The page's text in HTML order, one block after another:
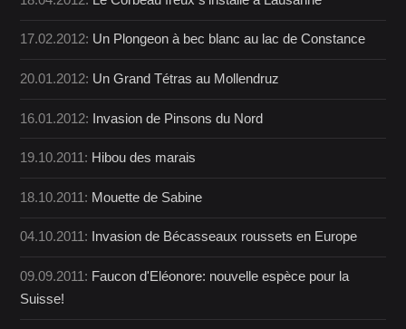
17.02.2012: Un Plongeon à bec blanc au lac de Constance
20.01.2012: Un Grand Tétras au Mollendruz
16.01.2012: Invasion de Pinsons du Nord
19.10.2011: Hibou des marais
18.10.2011: Mouette de Sabine
04.10.2011: Invasion de Bécasseaux roussets en Europe
09.09.2011: Faucon d'Eléonore: nouvelle espèce pour la
Suisse!